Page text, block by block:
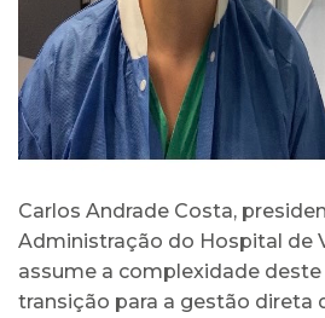
Carlos Andrade Costa,
Administração do Hospital de
assume a complexidade
transição para a gestão direta